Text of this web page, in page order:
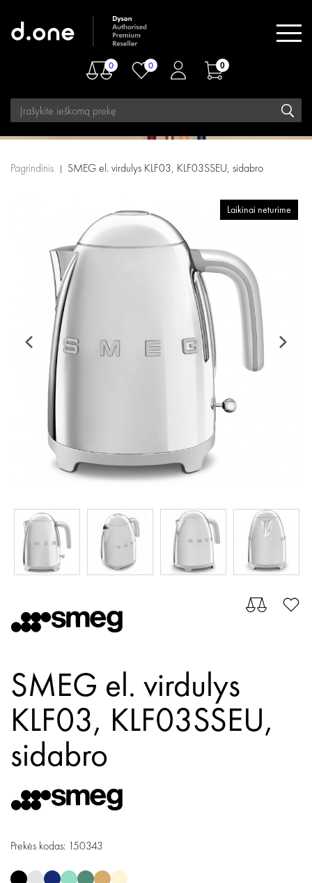
0 0 0
Pagrindinis SMEG el. virdulys KLF03, KLF03SSEU, sidabro
Laikinai neturime
SMEG el. virdulys
KLF03, KLF03SSEU,
sidabro
Prekės kodas: 150343